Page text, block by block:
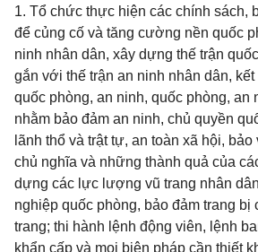
1. Tổ chức thực hiện các chính sách,
để củng cố và tăng cường nền quốc
ninh nhân dân, xây dựng thế trận
gắn với thế trận an ninh nhân dân,
quốc phòng, an ninh, quốc phòng, an
nhằm bảo đảm an ninh, chủ quyền
lãnh thổ và trật tự, an toàn xã hội,
chủ nghĩa và những thành quả của
dựng các lực lượng vũ trang nhân
nghiệp quốc phòng, bảo đảm trang
trang; thi hành lệnh động viên, lệnh
khẩn cấp và mọi biện pháp cần thiết